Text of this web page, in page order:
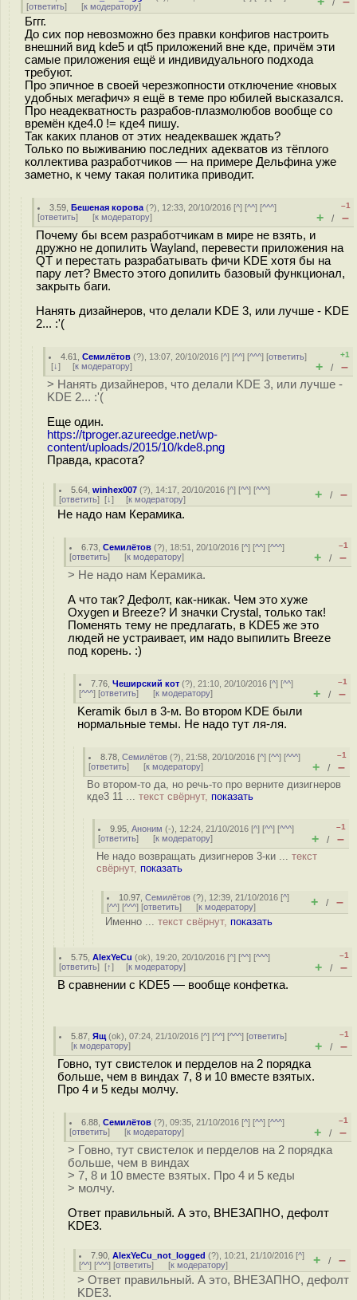
[ответить] [к модератору] /
Бггг.
До сих пор невозможно без правки конфигов настроить
внешний вид kde5 и qt5 приложений вне кде, причём эти
самые приложения ещё и индивидуального подхода
требуют.
Про эпичное в своей черезжопности отключение «новых
удобных мегафич» я ещё в теме про юбилей высказался.
Про неадекватность разрабов-плазмолюбов вообще со
времён кде4.0 != кде4 пишу.
Так каких планов от этих неадеквашек ждать?
Только по выживанию последних адекватов из тёплого
коллектива разработчиков — на примере Дельфина уже
заметно, к чему такая политика приводит.
3.59 ,Бешеная корова (?), 12:33, 20/10/2016 [^] [^^] [^^^]
[ответить] [к модератору]
–1
+ / –
Почему бы всем разработчикам в мире не взять, и
дружно не допилить Wayland, перевести приложения на
QT и перестать разрабатывать фичи KDE хотя бы на
пару лет? Вместо этого допилить базовый функционал,
закрыть баги.
Нанять дизайнеров, что делали KDE 3, или лучше - KDE
2... :'(
4.61 ,Семилётов (?), 13:07, 20/10/2016 [^] [^^] [^^^] [ответить]
[↓] [к модератору]
+1
+ / –
> Нанять дизайнеров, что делали KDE 3, или лучше -
KDE 2... :'(
Еще один.
https://tproger.azureedge.net/wp-
content/uploads/2015/10/kde8.png
Правда, красота?
5.64 ,winhex007 (?), 14:17, 20/10/2016 [^] [^^] [^^^]
[ответить] [↓] [к модератору] + / –
Не надо нам Керамика.
6.73 ,Семилётов (?), 18:51, 20/10/2016 [^] [^^] [^^^]
[ответить] [к модератору]
–1
+ / –
> Не надо нам Керамика.
А что так? Дефолт, как-никак. Чем это хуже
Oxygen и Breeze? И значки Crystal, только так!
Поменять тему не предлагать, в KDE5 же это
людей не устраивает, им надо выпилить Breeze
под корень. :)
7.76 ,Чеширский кот (?), 21:10, 20/10/2016 [^] [^^]
[^^^] [ответить] [к модератору]
–1
+ / –
Keramik был в 3-м. Во втором KDE были
нормальные темы. Не надо тут ля-ля.
8.78 ,Семилётов (?), 21:58, 20/10/2016 [^] [^^] [^^^]
[ответить] [к модератору]
–1
+ / –
Во втором-то да, но речь-то про верните дизигнеров
кде3 11 ... текст свёрнут, показать
9.95 ,Аноним (-), 12:24, 21/10/2016 [^] [^^] [^^^]
[ответить] [к модератору]
–1
+ / –
Не надо возвращать дизигнеров 3-ки ... текст
свёрнут, показать
10.97 ,Семилётов (?), 12:39, 21/10/2016 [^]
[^^] [^^^] [ответить] [к модератору] + / –
Именно ... текст свёрнут, показать
5.75 ,AlexYeCu (ok), 19:20, 20/10/2016 [^] [^^] [^^^]
[ответить] [↑] [к модератору]
–1
+ / –
В сравнении с KDE5 — вообще конфетка.
5.87 ,Ящ (ok), 07:24, 21/10/2016 [^] [^^] [^^^] [ответить]
[к модератору]
–1
+ / –
Говно, тут свистелок и перделов на 2 порядка
больше, чем в виндах 7, 8 и 10 вместе взятых.
Про 4 и 5 кеды молчу.
6.88 ,Семилётов (?), 09:35, 21/10/2016 [^] [^^] [^^^]
[ответить] [к модератору]
–1
+ / –
> Гoвно, тут свистелок и перделов на 2 порядка
больше, чем в виндах
> 7, 8 и 10 вместе взятых. Про 4 и 5 кеды
> молчу.
Ответ правильный. А это, ВНЕЗАПНО, дефолт
KDE3.
7.90 ,AlexYeCu_not_logged (?), 10:21, 21/10/2016 [^]
[^^] [^^^] [ответить] [к модератору] + / –
> Ответ правильный. А это, ВНЕЗАПНО, дефолт
KDE3.